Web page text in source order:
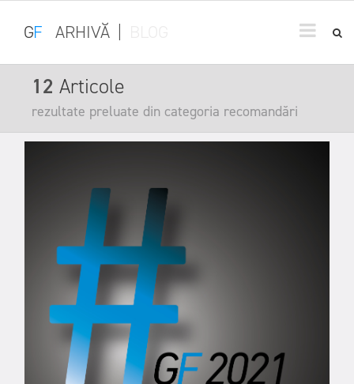
GF ARHIVĂ
12 Articole
rezultate preluate din categoria recomandări